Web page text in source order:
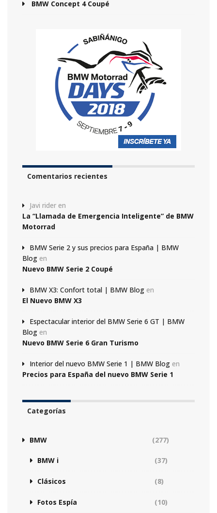
BMW Concept 4 Coupé
Comentarios recientes
Javi rider en
La “Llamada de Emergencia Inteligente” de BMW
Motorrad
BMW Serie 2 y sus precios para España | BMW
Blog en
Nuevo BMW Serie 2 Coupé
BMW X3: Confort total | BMW Blog en
El Nuevo BMW X3
Espectacular interior del BMW Serie 6 GT | BMW
Blog en
Nuevo BMW Serie 6 Gran Turismo
Interior del nuevo BMW Serie 1 | BMW Blog en
Precios para España del nuevo BMW Serie 1
Categorías
BMW (277)
BMW i (37)
Clásicos (8)
Fotos Espía (10)